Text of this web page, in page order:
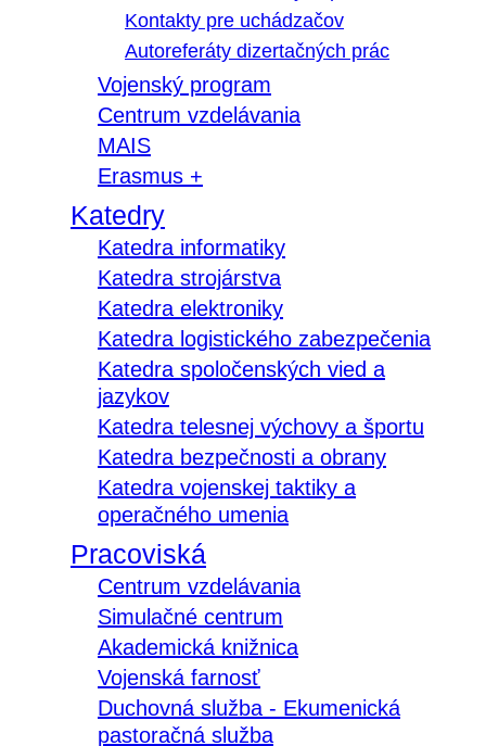
Kontakty pre uchádzačov
Autoreferáty dizertačných prác
Vojenský program
Centrum vzdelávania
MAIS
Erasmus +
Katedry
Katedra informatiky
Katedra strojárstva
Katedra elektroniky
Katedra logistického zabezpečenia
Katedra spoločenských vied a
jazykov
Katedra telesnej výchovy a športu
Katedra bezpečnosti a obrany
Katedra vojenskej taktiky a
operačného umenia
Pracoviská
Centrum vzdelávania
Simulačné centrum
Akademická knižnica
Vojenská farnosť
Duchovná služba - Ekumenická
pastoračná služba